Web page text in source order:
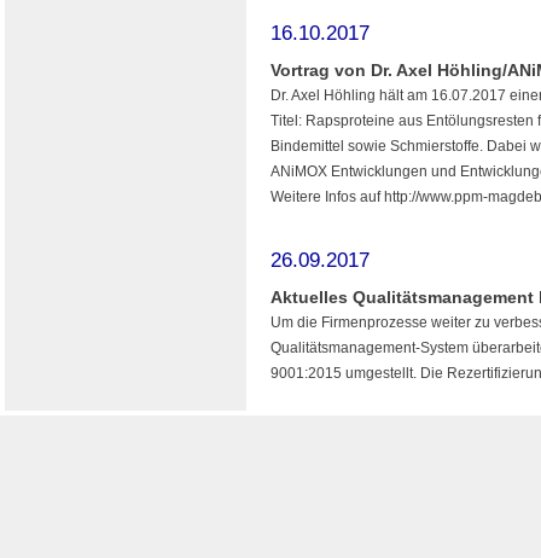
16.10.2017
Vortrag von Dr. Axel Höhling/
Dr. Axel Höhling hält am 16.07.2017
Titel: Rapsproteine aus
Bindemittel sowie Schmierstoffe. Dabei
ANiMOX Entwicklungen und
Weitere Infos auf http://www.ppm-
26.09.2017
Aktuelles Qualitätsmanagement
Um die Firmenprozesse weiter zu
Qualitätsmanagement-System
9001:2015 umgestellt. Die